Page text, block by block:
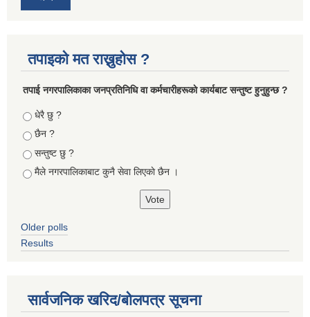
तपाइको मत राख्नुहोस ?
तपा‌ई नगरपालिकाका जनप्रतिनिधि वा कर्मचारीहरूकाे कार्यबाट सन्तुष्ट हुनुहुन्छ ?
Choices
धेरै छु ?
छैन ?
सन्तुष्ट छु ?
मैले नगरपालिकाबाट कुनै सेवा लिएकाे छैन ।
Older polls
Results
सार्वजनिक खरिद/बोलपत्र सूचना